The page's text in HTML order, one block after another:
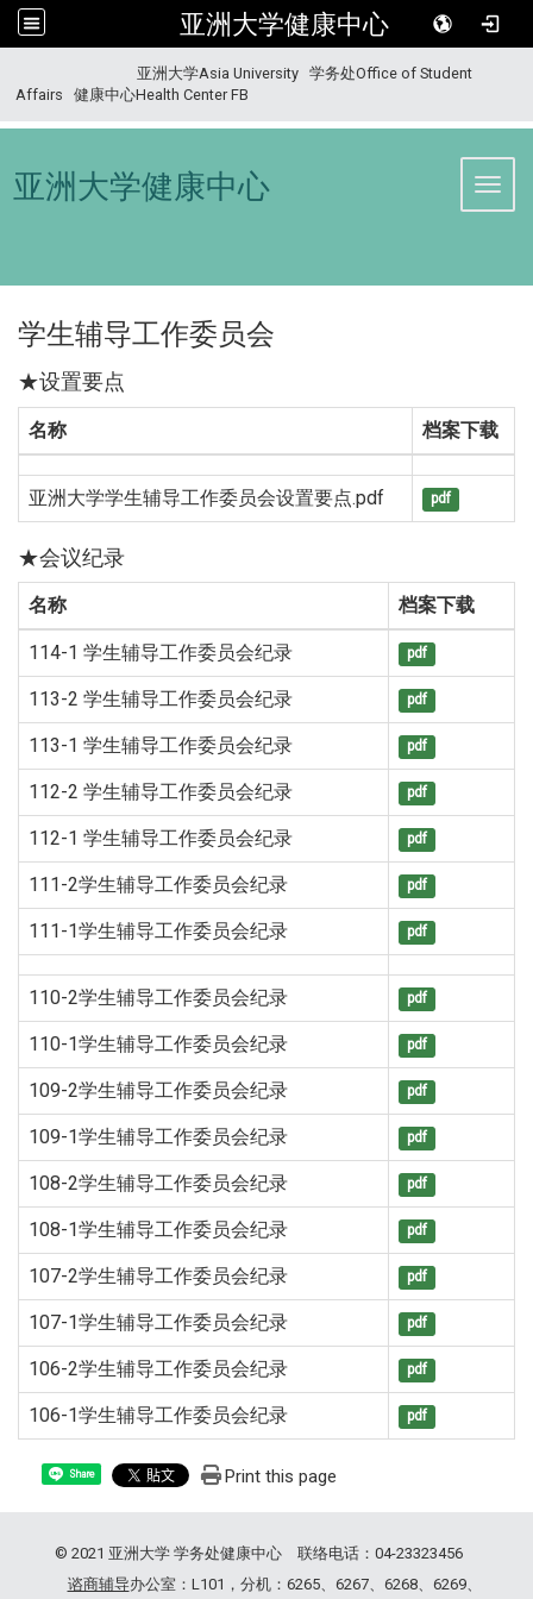
亚洲大学健康中心
亚洲大学Asia University
学务处Office of Student
Affairs
健康中心Health Center FB
亚洲大学健康中心
学生辅导工作委员会
★设置要点
名称 档案下载
亚洲大学学生辅导工作委员会设置要点.pdf pdf
★会议纪录
名称 档案下载
114-1 学生辅导工作委员会纪录 pdf
113-2 学生辅导工作委员会纪录 pdf
113-1 学生辅导工作委员会纪录 pdf
112-2 学生辅导工作委员会纪录 pdf
112-1 学生辅导工作委员会纪录 pdf
111-2学生辅导工作委员会纪录 pdf
111-1学生辅导工作委员会纪录 pdf
110-2学生辅导工作委员会纪录 pdf
110-1学生辅导工作委员会纪录 pdf
109-2学生辅导工作委员会纪录 pdf
109-1学生辅导工作委员会纪录 pdf
108-2学生辅导工作委员会纪录 pdf
108-1学生辅导工作委员会纪录 pdf
107-2学生辅导工作委员会纪录 pdf
107-1学生辅导工作委员会纪录 pdf
106-2学生辅导工作委员会纪录 pdf
106-1学生辅导工作委员会纪录 pdf
Share Print this page
© 2021 亚洲大学 学务处健康中心 联络电话：04-23323456
谘商辅导办公室：L101，分机：6265、6267、6268、6269、